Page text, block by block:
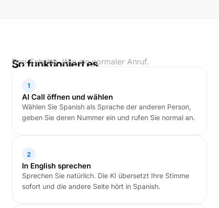
So funktioniert es
Drei Schritte. Wie ein normaler Anruf.
1
AI Call öffnen und wählen
Wählen Sie Spanish als Sprache der anderen Person,
geben Sie deren Nummer ein und rufen Sie normal an.
2
In English sprechen
Sprechen Sie natürlich. Die KI übersetzt Ihre Stimme
sofort und die andere Seite hört in Spanish.